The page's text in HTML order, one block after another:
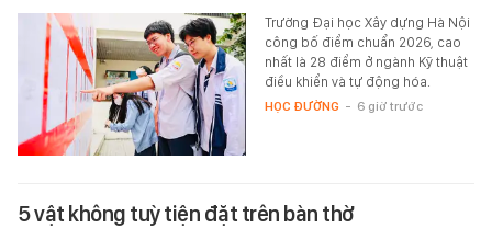
Trường Đại học Xây dựng Hà Nội
công bố điểm chuẩn 2026, cao
nhất là 28 điểm ở ngành Kỹ thuật
điều khiển và tự động hóa.
HỌC ĐƯỜNG - 6 giờ trước
5 vật không tuỳ tiện đặt trên bàn thờ